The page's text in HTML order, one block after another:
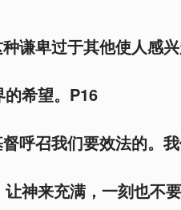
谦卑过于其他使人感
希望。P16
呼召我们要效法的。
让神来充满，一刻也